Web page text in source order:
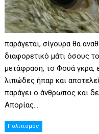
παράγεται, σίγουρα θα
διαφορετικό μάτι όσους
μετάφραση, το Φουά γκρα,
λιπώδες ήπαρ και
παράγει ο άνθρωπος και
Απορίας…
Πολιτισμός